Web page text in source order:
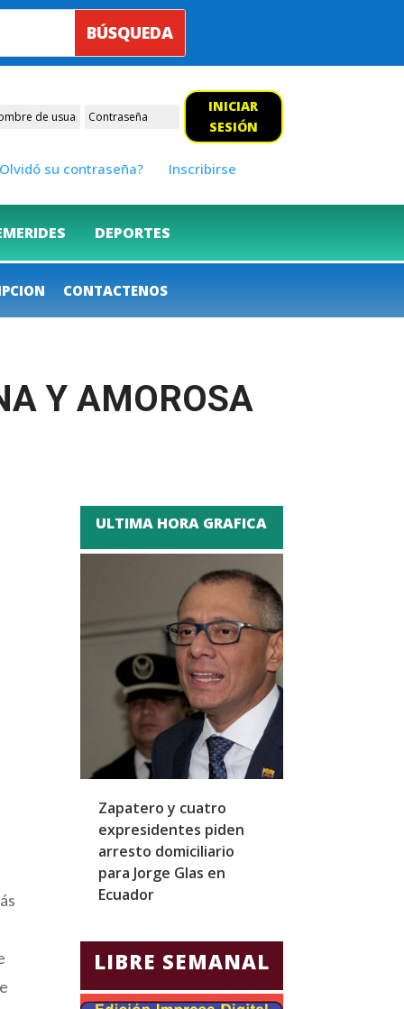
INICIAR
SESIÓN
su contraseña? Inscribirse
DEPORTES
CONTACTENOS
Y AMOROSA
ULTIMA HORA GRAFICA
Zapatero y cuatro
expresidentes piden
arresto domiciliario
para Jorge Glas en
Ecuador
LIBRE SEMANAL